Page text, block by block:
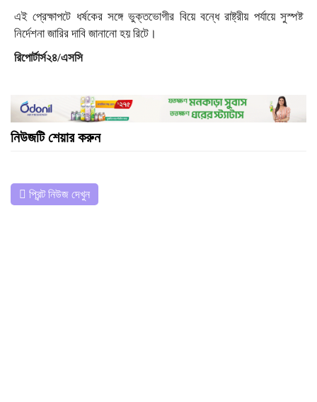
এই প্রেক্ষাপটে ধর্ষকের সঙ্গে ভুক্তভোগীর বিয়ে বন্ধে রাষ্ট্রীয় পর্যায়ে সুস্পষ্ট
নির্দেশনা জারির দাবি জানানো হয় রিটে।
রিপোর্টার্স২৪/এসসি
নিউজটি শেয়ার করুন
প্রিন্ট নিউজ দেখুন